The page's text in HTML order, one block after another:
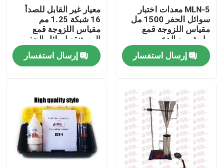
ضبط الجودة
اتصل بنا
طلب اقتباس
آلة اختبار عالمية
آلة اختبار التربة
آلة اختبار الخرسانة
MLN-5 معدات اختبار
سوائل الحفر 1500 مل
مقياس اللزوجة قمع
مارش مع الدعم
إرسال استفسار
معيار غير القابل للصدأ
16 شبكة 1.25 مم
مقياس اللزوجة قمع
المستنقع لسائل الحفر
إرسال استفسار